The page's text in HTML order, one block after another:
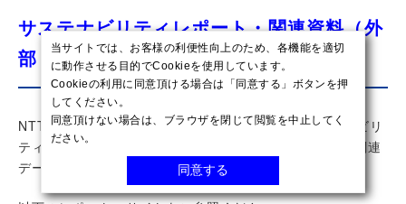
サステナビリティレポート・関連資料（外
部リンク）
NTTデータグループおよびNTTグループでは、サステナビリ
ティに関する情報を透明性をもって、詳細な取り組みや関連
データを発信しています。
当サイトでは、お客様の利便性向上のため、各機能を適切
に動作させる目的でCookieを使用しています。
Cookieの利用に同意頂ける場合は「同意する」ボタンを押
してください。
同意頂けない場合は、ブラウザを閉じて閲覧を中止してく
ださい。
同意する